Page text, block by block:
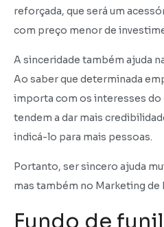
reforçada, que será um
com preço menor de
A sinceridade também ajuda
Ao saber que determinada
importa com os interesses
tendem a dar mais
indicá-lo para mais pessoas.
Portanto, ser sincero ajuda
mas também no Marketing de
Fundo de funil